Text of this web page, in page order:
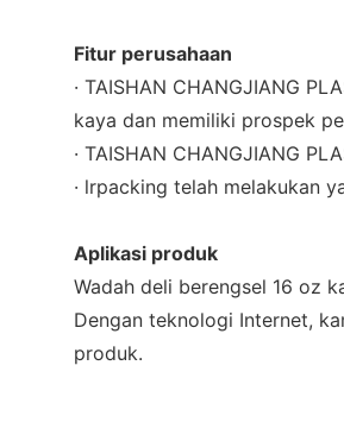
Fitur perusahaan
· TAISHAN CHANGJIANG
kaya dan memiliki prospek
· TAISHAN CHANGJIANG
· lrpacking telah melakukan
Aplikasi produk
Wadah deli berengsel 16 oz
Dengan teknologi Internet,
produk.